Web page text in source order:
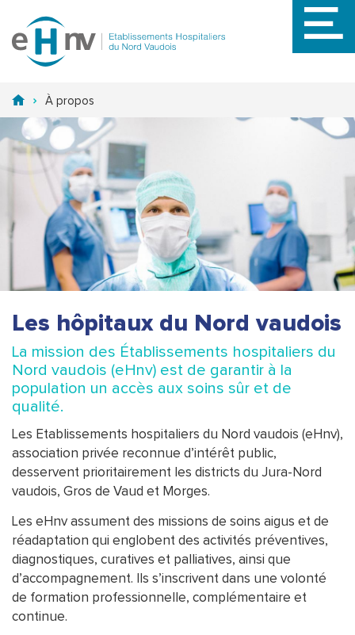
au
À propos
Les hôpitaux du Nord vaudois
La mission des Établissements hospitaliers du
Nord vaudois (eHnv) est de garantir à la
population un accès aux soins sûr et de
qualité.
Les Etablissements hospitaliers du Nord vaudois (eHnv),
association privée reconnue d’intérêt public,
desservent prioritairement les districts du Jura-Nord
vaudois, Gros de Vaud et Morges.
Les eHnv assument des missions de soins aigus et de
réadaptation qui englobent des activités préventives,
diagnostiques, curatives et palliatives, ainsi que
d’accompagnement. Ils s’inscrivent dans une volonté
de formation professionnelle, complémentaire et
continue.